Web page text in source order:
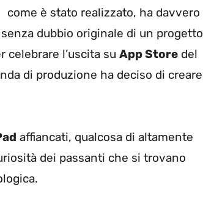
come è stato realizzato, ha davvero
dubbio originale di un progetto
celebrare l’uscita su App Store del
di produzione ha deciso di creare
affiancati, qualcosa di altamente
dei passanti che si trovano